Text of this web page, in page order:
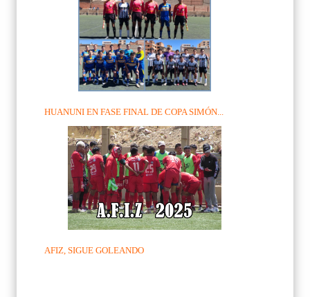
HUANUNI EN FASE FINAL DE COPA SIMÓN...
AFIZ, SIGUE GOLEANDO